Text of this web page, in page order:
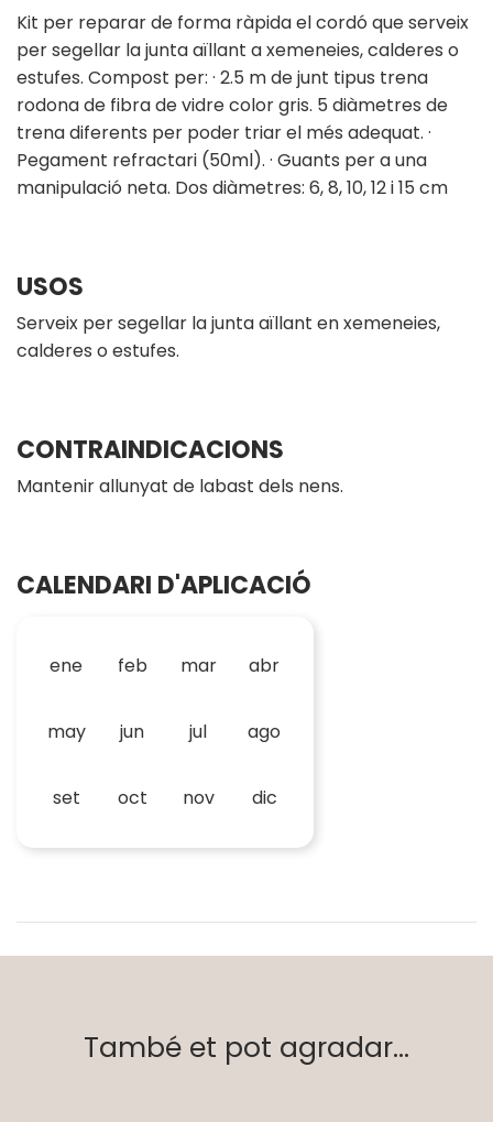
Kit per reparar de forma ràpida el cordó que serveix
per segellar la junta aïllant a xemeneies, calderes o
estufes. Compost per: · 2.5 m de junt tipus trena
rodona de fibra de vidre color gris. 5 diàmetres de
trena diferents per poder triar el més adequat. ·
Pegament refractari (50ml). · Guants per a una
manipulació neta. Dos diàmetres: 6, 8, 10, 12 i 15 cm
USOS
Serveix per segellar la junta aïllant en xemeneies,
calderes o estufes.
CONTRAINDICACIONS
Mantenir allunyat de labast dels nens.
CALENDARI D'APLICACIÓ
ene feb mar abr
may jun jul ago
set oct nov dic
També et pot agradar...